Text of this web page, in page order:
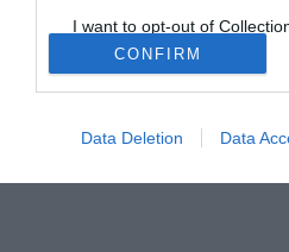
I want to opt-out of
Retention, Sale, and/or
Personal Data that Is
Purposes for which it was
Opted Out
CONFIRM
Data Deletion Data